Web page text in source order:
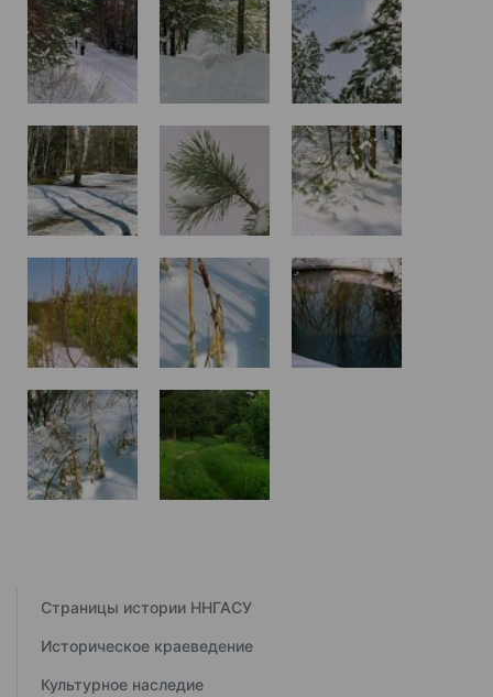
Страницы истории ННГАСУ
Историческое краеведение
Культурное наследие